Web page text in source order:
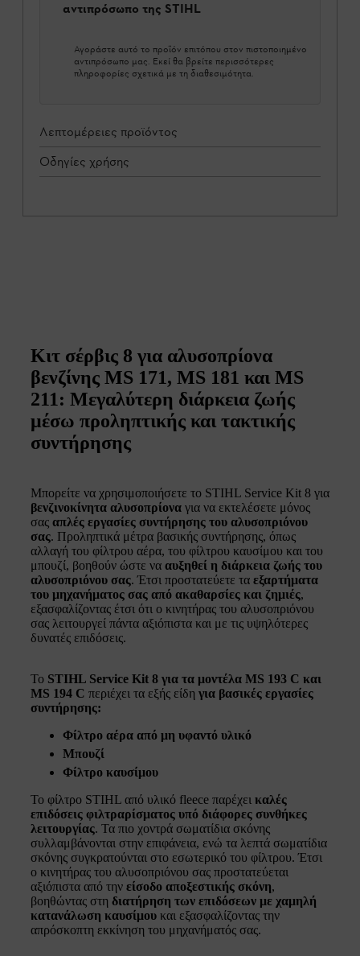
αντιπρόσωπο της STIHL
Αγοράστε αυτό το προϊόν επιτόπου στον πιστοποιημένο
αντιπρόσωπο μας. Εκεί θα βρείτε περισσότερες
πληροφορίες σχετικά με τη διαθεσιμότητα.
Λεπτομέρειες προϊόντος
Οδηγίες χρήσης
Κιτ σέρβις 8 για αλυσοπρίονα
βενζίνης MS 171, MS 181 και MS
211: Μεγαλύτερη διάρκεια ζωής
μέσω προληπτικής και τακτικής
συντήρησης
Μπορείτε να χρησιμοποιήσετε το STIHL Service Kit 8 για
βενζινοκίνητα αλυσοπρίονα για να εκτελέσετε μόνος
σας απλές εργασίες συντήρησης του αλυσοπριόνου
σας. Προληπτικά μέτρα βασικής συντήρησης, όπως
αλλαγή του φίλτρου αέρα, του φίλτρου καυσίμου και του
μπουζί, βοηθούν ώστε να αυξηθεί η διάρκεια ζωής του
αλυσοπριόνου σας. Έτσι προστατεύετε τα εξαρτήματα
του μηχανήματος σας από ακαθαρσίες και ζημιές,
εξασφαλίζοντας έτσι ότι ο κινητήρας του αλυσοπριόνου
σας λειτουργεί πάντα αξιόπιστα και με τις υψηλότερες
δυνατές επιδόσεις.
Το STIHL Service Kit 8 για τα μοντέλα MS 193 C και
MS 194 C περιέχει τα εξής είδη για βασικές εργασίες
συντήρησης:
Φίλτρο αέρα από μη υφαντό υλικό
Μπουζί
Φίλτρο καυσίμου
Το φίλτρο STIHL από υλικό fleece παρέχει καλές
επιδόσεις φιλτραρίσματος υπό διάφορες συνθήκες
λειτουργίας. Τα πιο χοντρά σωματίδια σκόνης
συλλαμβάνονται στην επιφάνεια, ενώ τα λεπτά σωματίδια
σκόνης συγκρατούνται στο εσωτερικό του φίλτρου. Έτσι
ο κινητήρας του αλυσοπριόνου σας προστατεύεται
αξιόπιστα από την είσοδο αποξεστικής σκόνη,
βοηθώντας στη διατήρηση των επιδόσεων με χαμηλή
κατανάλωση καυσίμου και εξασφαλίζοντας την
απρόσκοπτη εκκίνηση του μηχανήματός σας.